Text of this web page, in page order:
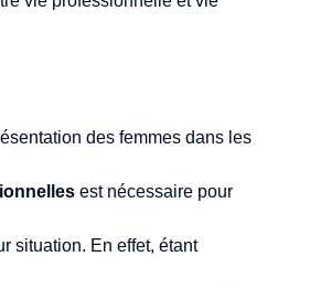
des femmes dans les
est nécessaire pour
situation. En effet, étant